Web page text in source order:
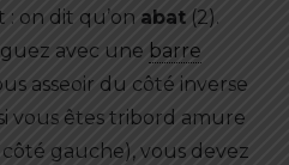
: on dit qu’on abat (2).
avec une barre
asseoir du côté inverse
vous êtes tribord amure
gauche), vous devez